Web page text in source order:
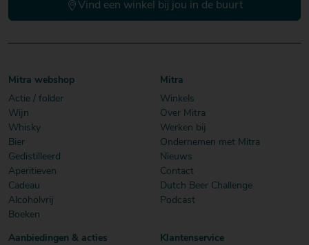
Vind een winkel bij jou in de buurt
Mitra webshop
Actie / folder
Wijn
Whisky
Bier
Gedistilleerd
Aperitieven
Cadeau
Alcoholvrij
Boeken
Mitra
Winkels
Over Mitra
Werken bij
Ondernemen met Mitra
Nieuws
Contact
Dutch Beer Challenge
Podcast
Aanbiedingen & acties
Klantenservice